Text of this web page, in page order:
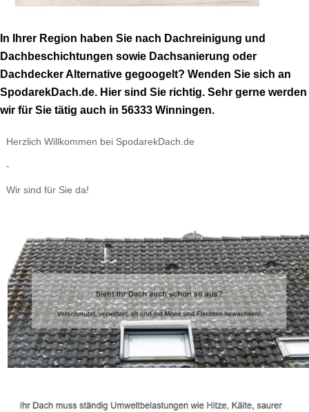
In Ihrer Region haben Sie nach Dachreinigung und
Dachbeschichtungen sowie Dachsanierung oder
Dachdecker Alternative gegoogelt? Wenden Sie sich an
SpodarekDach.de. Hier sind Sie richtig. Sehr gerne werden
wir für Sie tätig auch in 56333 Winningen.
Herzlich Willkommen bei SpodarekDach.de
-
Wir sind für Sie da!